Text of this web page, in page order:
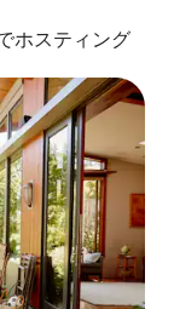
ホスティング